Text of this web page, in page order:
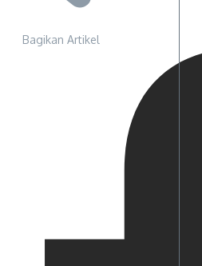
Bagikan Artikel